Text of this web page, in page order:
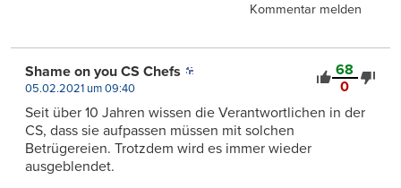
Kommentar melden
68
0
Shame on you CS Chefs
05.02.2021 um 09:40
Seit über 10 Jahren wissen die Verantwortlichen in der
CS, dass sie aufpassen müssen mit solchen
Betrügereien. Trotzdem wird es immer wieder
ausgeblendet.